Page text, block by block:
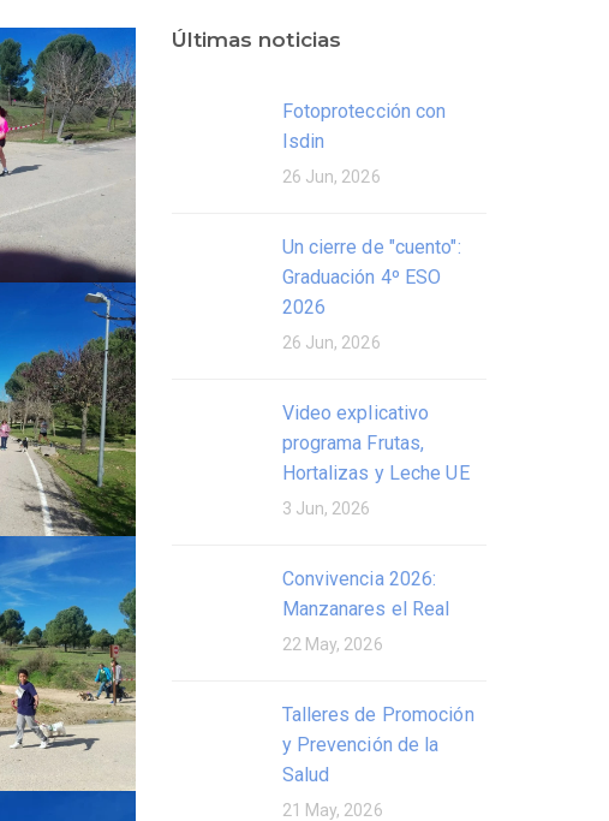
Últimas noticias
Fotoprotección con
Isdin
26 Jun, 2026
Un cierre de "cuento":
Graduación 4º ESO
2026
26 Jun, 2026
Video explicativo
programa Frutas,
Hortalizas y Leche UE
3 Jun, 2026
Convivencia 2026:
Manzanares el Real
22 May, 2026
Talleres de Promoción
y Prevención de la
Salud
21 May, 2026